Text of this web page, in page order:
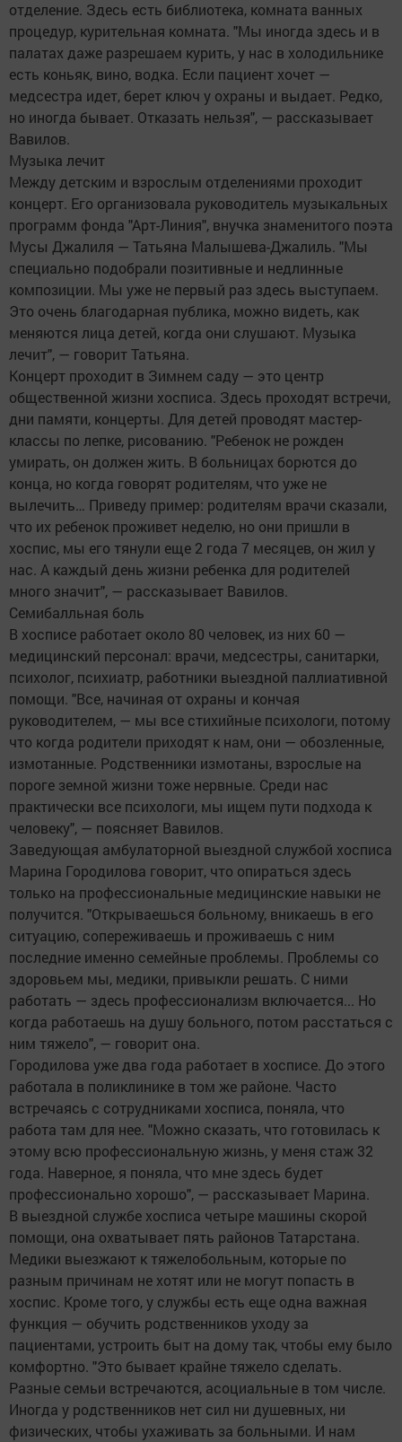
отделение. Здесь есть библиотека, комната ванных
процедур, курительная комната. "Мы иногда здесь и в
палатах даже разрешаем курить, у нас в холодильнике
есть коньяк, вино, водка. Если пациент хочет —
медсестра идет, берет ключ у охраны и выдает. Редко,
но иногда бывает. Отказать нельзя", — рассказывает
Вавилов.
Музыка лечит
Между детским и взрослым отделениями проходит
концерт. Его организовала руководитель музыкальных
программ фонда "Арт-Линия", внучка знаменитого поэта
Мусы Джалиля — Татьяна Малышева-Джалиль. "Мы
специально подобрали позитивные и недлинные
композиции. Мы уже не первый раз здесь выступаем.
Это очень благодарная публика, можно видеть, как
меняются лица детей, когда они слушают. Музыка
лечит", — говорит Татьяна.
Концерт проходит в Зимнем саду — это центр
общественной жизни хосписа. Здесь проходят встречи,
дни памяти, концерты. Для детей проводят мастер-
классы по лепке, рисованию. "Ребенок не рожден
умирать, он должен жить. В больницах борются до
конца, но когда говорят родителям, что уже не
вылечить… Приведу пример: родителям врачи сказали,
что их ребенок проживет неделю, но они пришли в
хоспис, мы его тянули еще 2 года 7 месяцев, он жил у
нас. А каждый день жизни ребенка для родителей
много значит", — рассказывает Вавилов.
Семибалльная боль
В хосписе работает около 80 человек, из них 60 —
медицинский персонал: врачи, медсестры, санитарки,
психолог, психиатр, работники выездной паллиативной
помощи. "Все, начиная от охраны и кончая
руководителем, — мы все стихийные психологи, потому
что когда родители приходят к нам, они — обозленные,
измотанные. Родственники измотаны, взрослые на
пороге земной жизни тоже нервные. Среди нас
практически все психологи, мы ищем пути подхода к
человеку", — поясняет Вавилов.
Заведующая амбулаторной выездной службой хосписа
Марина Городилова говорит, что опираться здесь
только на профессиональные медицинские навыки не
получится. "Открываешься больному, вникаешь в его
ситуацию, сопереживаешь и проживаешь с ним
последние именно семейные проблемы. Проблемы со
здоровьем мы, медики, привыкли решать. С ними
работать — здесь профессионализм включается... Но
когда работаешь на душу больного, потом расстаться с
ним тяжело", — говорит она.
Городилова уже два года работает в хосписе. До этого
работала в поликлинике в том же районе. Часто
встречаясь с сотрудниками хосписа, поняла, что
работа там для нее. "Можно сказать, что готовилась к
этому всю профессиональную жизнь, у меня стаж 32
года. Наверное, я поняла, что мне здесь будет
профессионально хорошо", — рассказывает Марина.
В выездной службе хосписа четыре машины скорой
помощи, она охватывает пять районов Татарстана.
Медики выезжают к тяжелобольным, которые по
разным причинам не хотят или не могут попасть в
хоспис. Кроме того, у службы есть еще одна важная
функция — обучить родственников уходу за
пациентами, устроить быт на дому так, чтобы ему было
комфортно. "Это бывает крайне тяжело сделать.
Разные семьи встречаются, асоциальные в том числе.
Иногда у родственников нет сил ни душевных, ни
физических, чтобы ухаживать за больными. И нам